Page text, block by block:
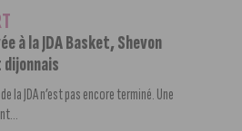
à la JDA Basket, Shevon
la JDA n’est pas encore terminé. Une